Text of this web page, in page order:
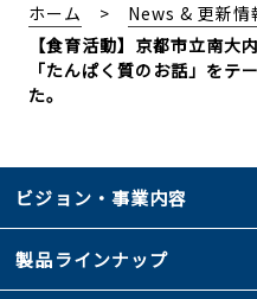
ホーム
News & 更新情
【食育活動】京都市立南大
「たんぱく質のお話」をテ
た。
ビジョン・事業内容
製品ラインナップ